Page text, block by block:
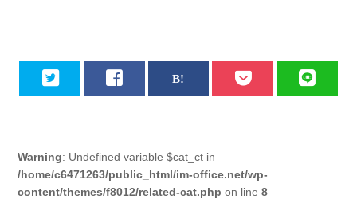
Warning: Undefined variable $cat_ct in
/home/c6471263/public_html/im-office.net/wp-
content/themes/f8012/related-cat.php on line8